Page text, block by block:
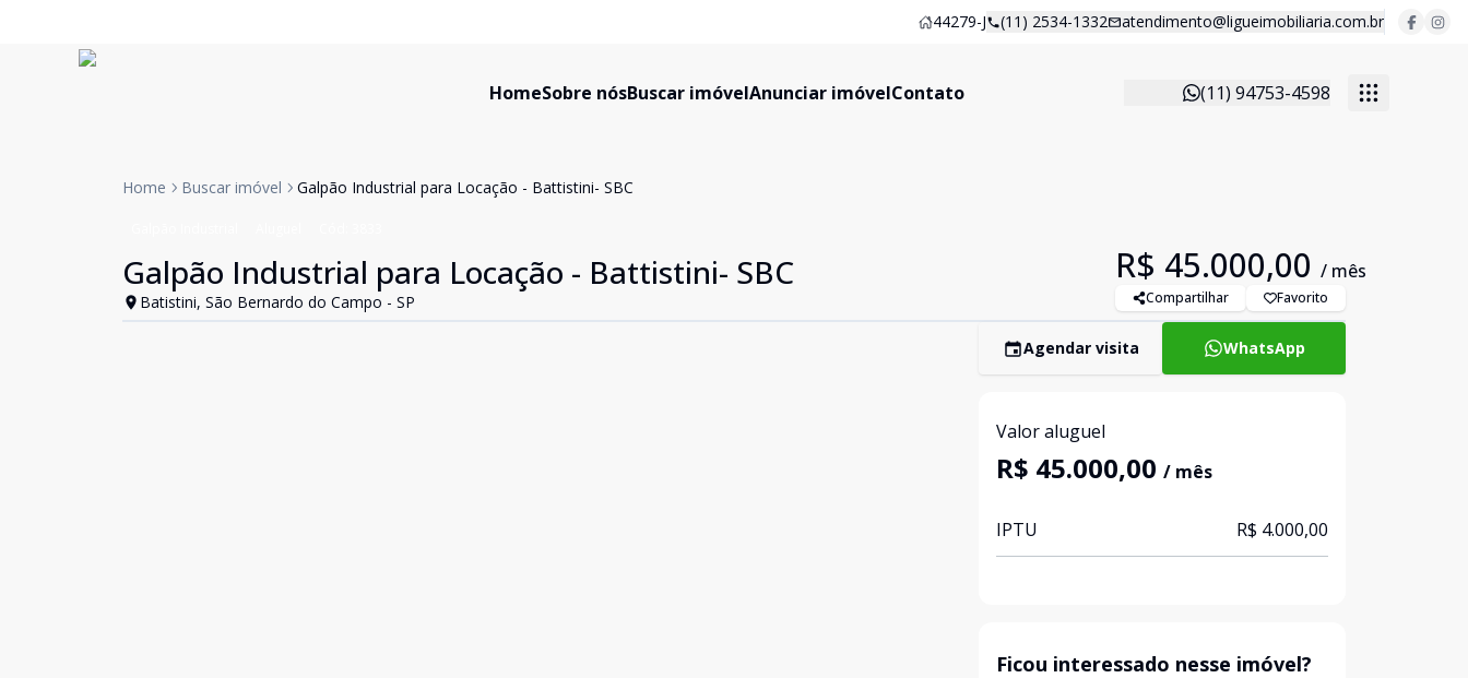
44279-J (11) 2534-1332 atendimento@ligueimobiliaria.com.br
HomeSobre nósBuscar imóvelAnunciar imóvelContato (11) 94753-4598
Home Buscar imóvel Galpão Industrial para Locação - Battistini- SBC
Galpão Industrial para Locação - Battistini- SBC
Batistini, São Bernardo do Campo - SP
R$ 45.000,00 / mês
Compartilhar Favorito
Agendar visita WhatsApp
Valor aluguel
R$ 45.000,00 / mês
IPTU R$ 4.000,00
Ficou interessado nesse imóvel?